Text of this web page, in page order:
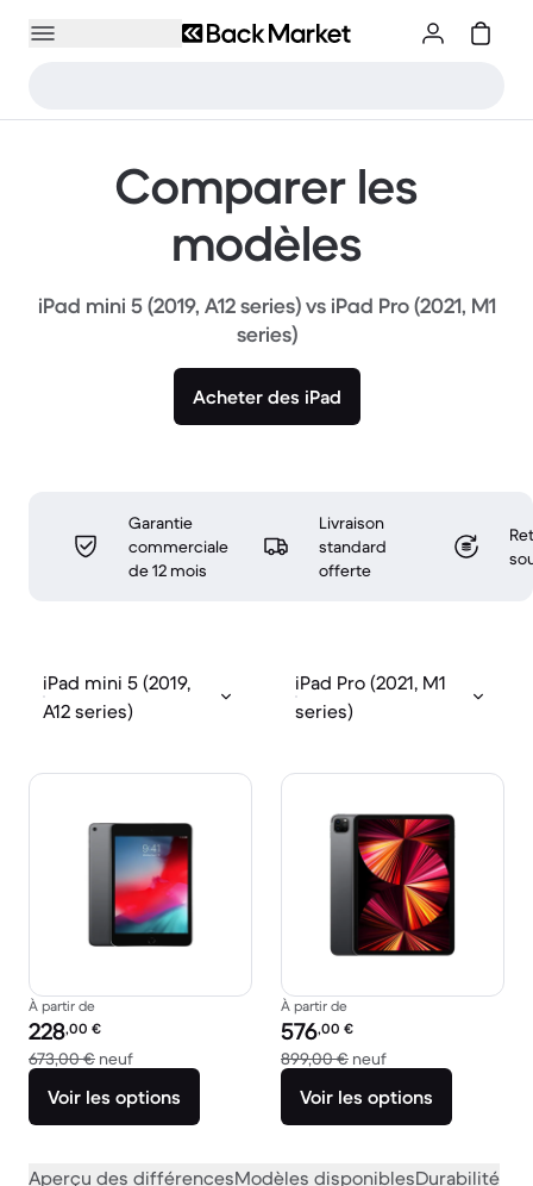
Comparer les
modèles
iPad mini 5 (2019, A12 series) vs iPad Pro (2021, M1
series)
Acheter des iPad
Garantie
commerciale
de 12 mois
Livraison
standard
offerte
iPad mini 5 (2019,
A12 series)
iPad Pro (2021, M1
series)
À partir de
Prix reconditionné :
228,00 €
673,00 € neufcontre 673,00 € neuf
Voir les options
À partir de
Prix reconditionné :
576,00 €
899,00 € neufcontre 899,00 €
Voir les options
Aperçu des différencesModèles disponiblesDurabilité